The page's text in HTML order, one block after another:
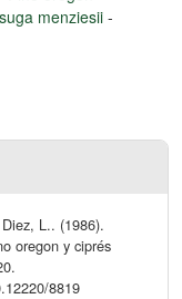
menziesii-
L.. (1986).
oregon y ciprés
8819